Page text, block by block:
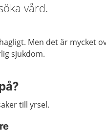
vård.
Men det är mycket
sjukdom.
till yrsel.